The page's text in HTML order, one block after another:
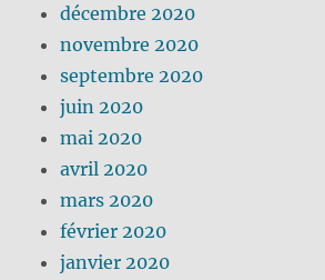
décembre 2020
novembre 2020
septembre 2020
juin 2020
mai 2020
avril 2020
mars 2020
février 2020
janvier 2020